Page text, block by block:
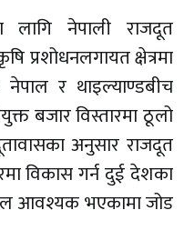
लागि नेपाली राजदूत
प्रशोधनलगायत क्षेत्रमा
नेपाल र थाइल्याण्डबीच
बजार विस्तारमा ठूलो
अनुसार राजदूत
विकास गर्न दुई देशका
आवश्यक भएकामा जोड